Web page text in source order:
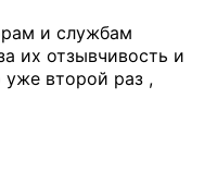
и службам
их отзывчивость и
уже второй раз ,
и супер быстро,
куртку , она
хотя могла бы